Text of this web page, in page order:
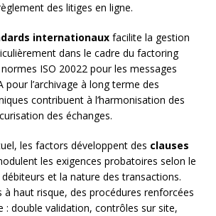
des litiges en ligne.
internationaux facilite la gestion
dans le cadre du factoring
ISO 20022 pour les messages
pour l’archivage à long terme des
contribuent à l’harmonisation des
des échanges.
les factors développent des clauses
les exigences probatoires selon le
et la nature des transactions.
à haut risque, des procédures renforcées
: double validation, contrôles sur site,